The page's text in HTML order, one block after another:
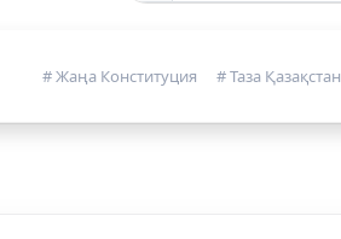
# Жаңа Конституция # Таза Қазақстан